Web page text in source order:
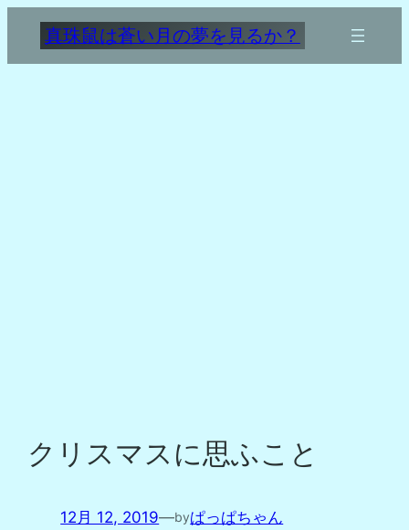
を
真珠鼠は蒼い月の夢を見るか？
クリスマスに思ふこと
12月 12, 2019—byぱっぱちゃん